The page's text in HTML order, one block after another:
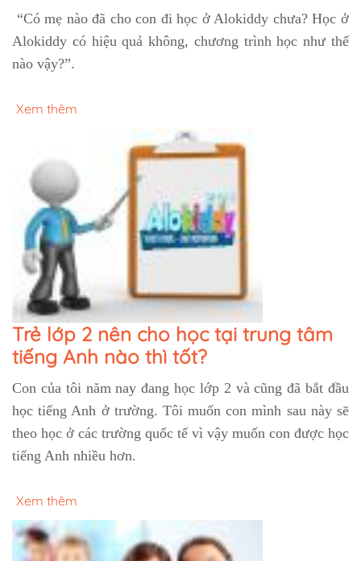
“Có mẹ nào đã cho con đi học ở Alokiddy chưa? Học ở
Alokiddy có hiệu quả không, chương trình học như thế
nào vậy?”.
Xem thêm
Trẻ lớp 2 nên cho học tại trung tâm
tiếng Anh nào thì tốt?
Con của tôi năm nay đang học lớp 2 và cũng đã bắt đầu
học tiếng Anh ở trường. Tôi muốn con mình sau này sẽ
theo học ở các trường quốc tế vì vậy muốn con được học
tiếng Anh nhiều hơn.
Xem thêm